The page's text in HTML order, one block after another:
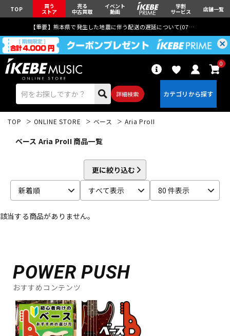
TOP 買う
ストア
売る
中古買取
イベント
動画
学割
サービス 店舗一覧
【重要】熊本県で発生した地震に伴う配送の遅延について(07月29日
詳細検索
0
エレキギター アコギ/エレアコ
ベース
キーボード
管楽器
TOP ONLINE STORE ベース Aria ProII
ベース Aria ProII 商品一覧
更に絞り込む
新着順
すべて表示 80 件表示
該当する商品がありません。
POWER PUSH
おすすめコンテンツ